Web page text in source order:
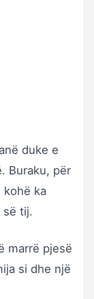
duke e
Buraku, për
kohë ka
së tij.
marrë pjesë
si dhe një